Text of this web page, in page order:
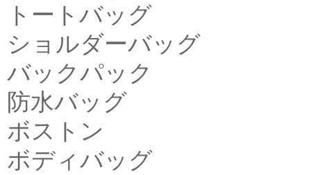
トートバッグ
ショルダーバッグ
バックパック
防水バッグ
ボストン
ボディバッグ